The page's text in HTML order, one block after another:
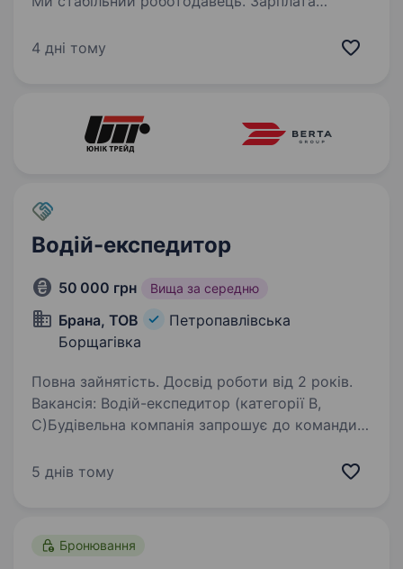
вантажників. Навчаємо з нуля, щоб для Гостя
4 дні тому
Водій-експедитор
50 000 грн Вища за середню
Брана, ТОВ
Петропавлівська
Борщагівка
Повна зайнятість. Досвід роботи від 2 років.
Вакансія: Водій-експедитор (категорії B,
C)Будівельна компанія запрошує до команди
експедитора для роботи на автомобілях
5 днів тому
Бронювання